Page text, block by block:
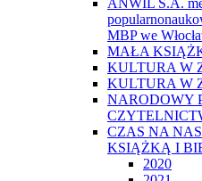
ANWIL S.A.
MBP we
MAŁA
KULTURA W
KULTURA W
NARODOWY
CZAS NA
KSIĄŻKĄ I
2020